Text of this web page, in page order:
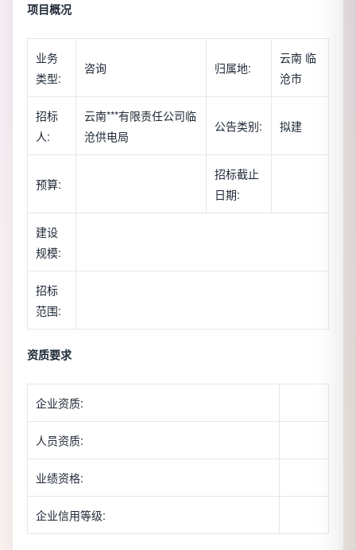
项目概况
业务
类型:
咨询 归属地:
云南 临
沧市
招标
人:
云南***有限责任公司临
沧供电局
公告类别: 拟建
预算:
招标截止
日期:
建设
规模:
招标
范围:
资质要求
企业资质:
人员资质:
业绩资格:
企业信用等级: